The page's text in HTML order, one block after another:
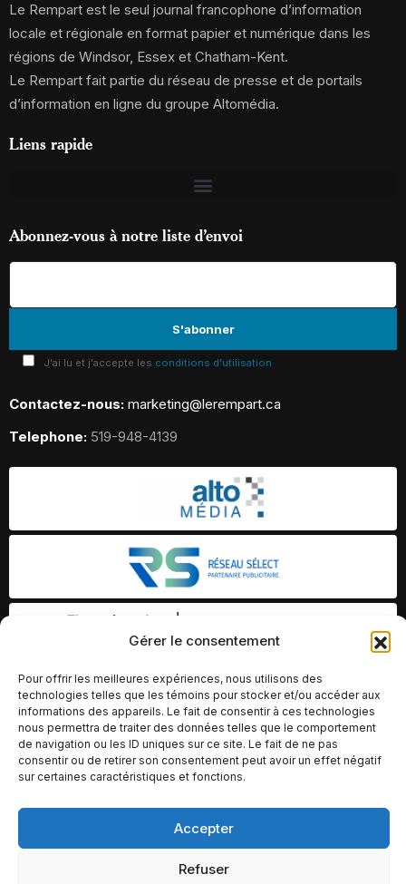
Gérer le consentement
Pour offrir les meilleures expériences, nous utilisons des
technologies telles que les témoins pour stocker et/ou accéder aux
informations des appareils. Le fait de consentir à ces technologies
nous permettra de traiter des données telles que le comportement
de navigation ou les ID uniques sur ce site. Le fait de ne pas
consentir ou de retirer son consentement peut avoir un effet négatif
sur certaines caractéristiques et fonctions.
Accepter
Refuser
Le Rempart est le seul journal francophone d’information
locale et régionale en format papier et numérique dans les
régions de Windsor, Essex et Chatham-Kent.
Le Rempart fait partie du réseau de presse et de portails
d’information en ligne du groupe Altomédia.
Liens rapide
Abonnez-vous à notre liste d’envoi
J'ai lu et j'accepte les conditions d'utilisation
Contactez-nous: marketing@lerempart.ca
Telephone: 519-948-4139
© Copyright 2026 – Altomédia Inc |